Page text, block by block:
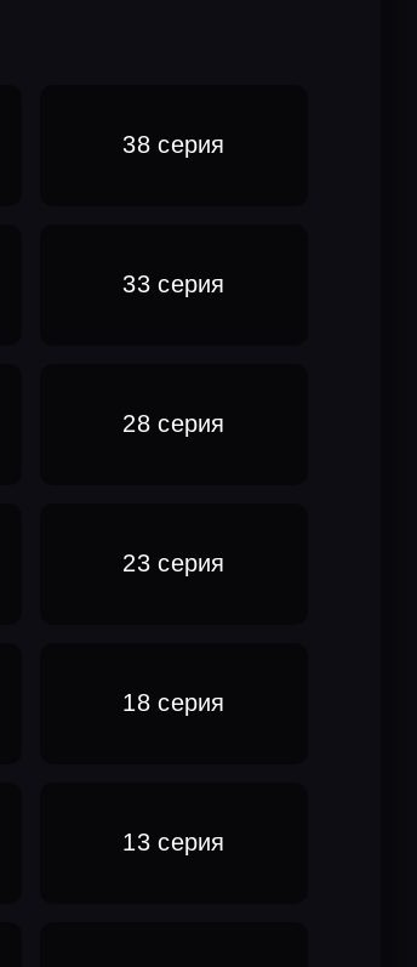
38 серия
33 серия
28 серия
23 серия
18 серия
13 серия